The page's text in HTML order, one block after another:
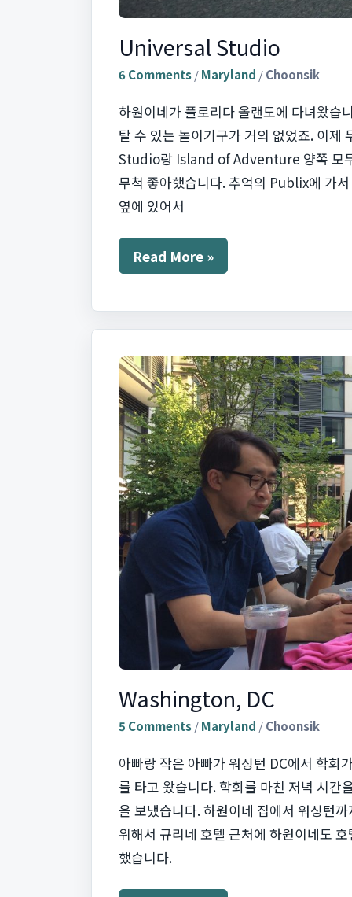
Universal Studio
6 Comments/Maryland /Choonsik
하원이네가 플로리다 올랜도에 다녀왔습
탈 수 있는 놀이기구가 거의 없었죠. 이
Studio랑 Island of Adventure 양쪽 모
무척 좋아했습니다. 추억의 Publix에 가
옆에 있어서
Universal
Studio
Read More »
Washington, DC
5 Comments/Maryland /Choonsik
아빠랑 작은 아빠가 워싱턴 DC에서 학회
를 타고 왔습니다. 학회를 마친 저녁 시간
을 보냈습니다. 하원이네 집에서 워싱턴
위해서 규리네 호텔 근처에 하원이네도
했습니다.